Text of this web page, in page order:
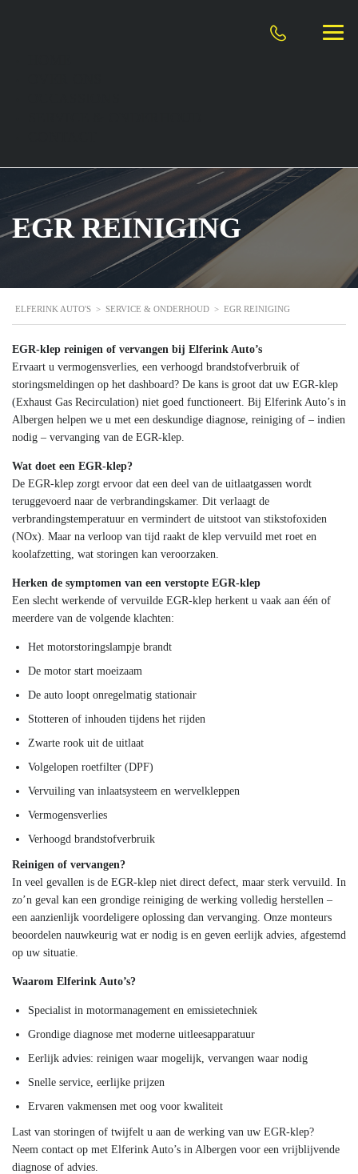
EGR REINIGING
ELFERINK AUTO'S > SERVICE & ONDERHOUD > EGR REINIGING
EGR-klep reinigen of vervangen bij Elferink Auto’s
Ervaart u vermogensverlies, een verhoogd brandstofverbruik of
storingsmeldingen op het dashboard? De kans is groot dat uw EGR-klep
(Exhaust Gas Recirculation) niet goed functioneert. Bij Elferink Auto’s in
Albergen helpen we u met een deskundige diagnose, reiniging of – indien
nodig – vervanging van de EGR-klep.
Wat doet een EGR-klep?
De EGR-klep zorgt ervoor dat een deel van de uitlaatgassen wordt
teruggevoerd naar de verbrandingskamer. Dit verlaagt de
verbrandingstemperatuur en vermindert de uitstoot van stikstofoxiden
(NOx). Maar na verloop van tijd raakt de klep vervuild met roet en
koolafzetting, wat storingen kan veroorzaken.
Herken de symptomen van een verstopte EGR-klep
Een slecht werkende of vervuilde EGR-klep herkent u vaak aan één of
meerdere van de volgende klachten:
Het motorstoringslampje brandt
De motor start moeizaam
De auto loopt onregelmatig stationair
Stotteren of inhouden tijdens het rijden
Zwarte rook uit de uitlaat
Volgelopen roetfilter (DPF)
Vervuiling van inlaatsysteem en wervelkleppen
Vermogensverlies
Verhoogd brandstofverbruik
Reinigen of vervangen?
In veel gevallen is de EGR-klep niet direct defect, maar sterk vervuild. In
zo’n geval kan een grondige reiniging de werking volledig herstellen –
een aanzienlijk voordeligere oplossing dan vervanging. Onze monteurs
beoordelen nauwkeurig wat er nodig is en geven eerlijk advies, afgestemd
op uw situatie.
Waarom Elferink Auto’s?
Specialist in motormanagement en emissietechniek
Grondige diagnose met moderne uitleesapparatuur
Eerlijk advies: reinigen waar mogelijk, vervangen waar nodig
Snelle service, eerlijke prijzen
Ervaren vakmensen met oog voor kwaliteit
Last van storingen of twijfelt u aan de werking van uw EGR-klep?
Neem contact op met Elferink Auto’s in Albergen voor een vrijblijvende
diagnose of advies.